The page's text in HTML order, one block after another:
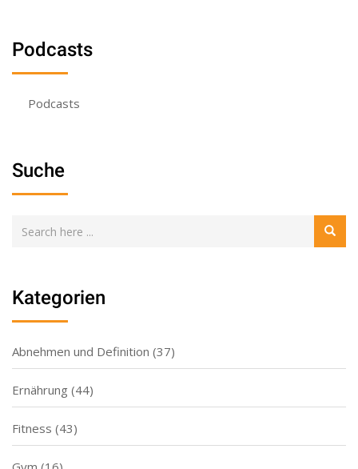
Podcasts
Podcasts
Suche
Kategorien
Abnehmen und Definition (37)
Ernährung (44)
Fitness (43)